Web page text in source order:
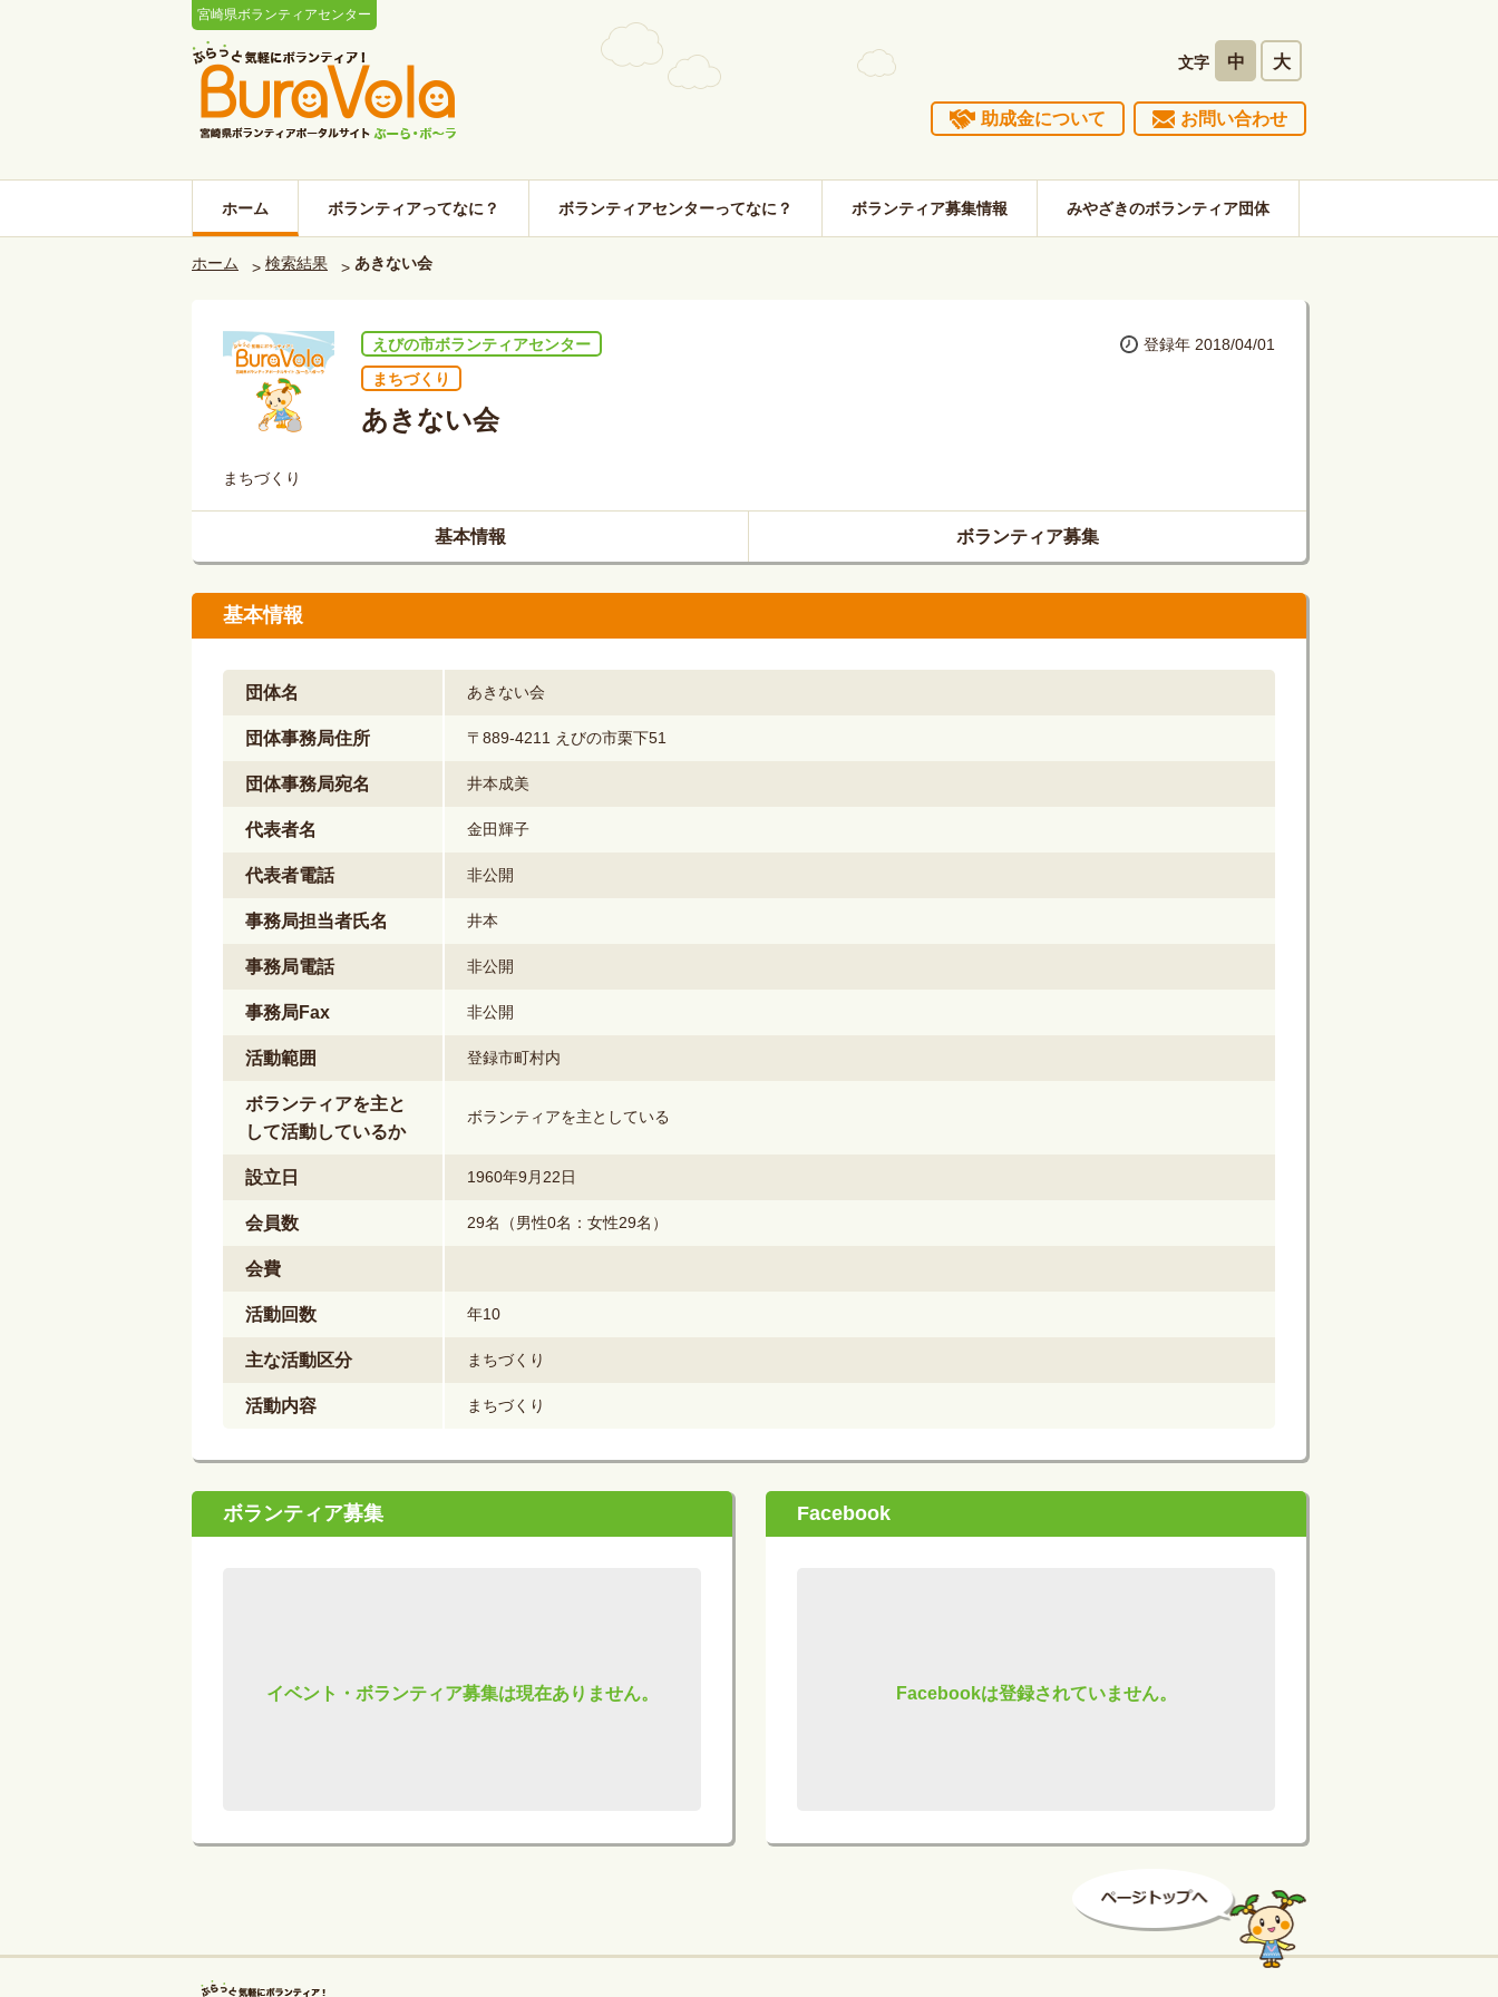
宮崎県ボランティアセンター
文字 中 大
お問い合わせ
助成金について
ホーム ボランティアってなに？ ボランティアセンターってなに？ ボランティア募集情報 みやざきのボランティア団体
ホーム 検索結果 あきない会
登録年 2018/04/01
えびの市ボランティアセンター
まちづくり
あきない会
まちづくり
基本情報 ボランティア募集
基本情報
団体名 あきない会
団体事務局住所 〒889‐4211 えびの市栗下51
団体事務局宛名 井本成美
代表者名 金田輝子
代表者電話 非公開
事務局担当者氏名 井本
事務局電話 非公開
事務局Fax 非公開
活動範囲 登録市町村内
ボランティアを主と
して活動しているか
ボランティアを主としている
設立日 1960年9月22日
会員数 29名（男性0名：女性29名）
会費
活動回数 年10
主な活動区分 まちづくり
活動内容 まちづくり
ボランティア募集
イベント・ボランティア募集は現在ありません。
Facebook
Facebookは登録されていません。